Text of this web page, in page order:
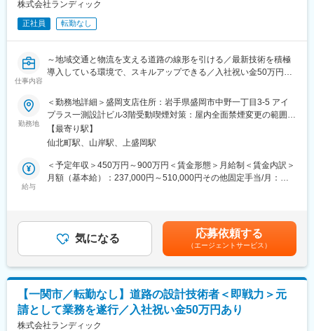
■ランドワークGについて：
ランドワークグループは、建設コンサルタント事業をはじめ、墓
石小売、不動産、建築石材、貿易など多角的に展開する企業グル
ープです。
東北を中心に15社が連携し、技術・ノウハウを共有しています
◇水理解析・氾濫解析
◇砂防全体計画の策定
◇砂防施設（堰堤、渓流保全工等）の設計
◇発注者（国交省・県・市町村）との技術協議
◇成果品の品質管理・照査
■ポジションの魅力：
◇元請として発注者と直接折衝するため、自分の名前で仕事がで
きる環境です
◇最新技術を積極導入していますので、設計者としてのスキルア
ップが叶う環境です
※技術スペシャリストとしてのキャリアも選択可能です。
■当社の特徴：
ランディックは創業50周年を迎え、測量・地質調査・建設コンサ
ルタント・補償コンサルタント・GIS分野までインフラをトータル
に支える技術者集団です。UAV・3次元モデル・CIMへの対応な
ど、「新しい技術を現場で使い切る」ことを重視しています。
株式会社ランディック
正社員 転勤なし
仕事内容
～地域交通と物流を支える道路の線形を引ける／最新技術を積極
導入している環境で、スキルアップできる／入社祝い金50万円あ
■ポジションの魅力：
◎入社祝い金50万円あり
◎3Dレーザースキャナー・UAV測量・BIM/CIM、生成AI活用等の
最新技術を推進中
◎年間休日125日・月平均残業15時間。暮らしと仕事の両立を実
現
◎技術士・RCCM保有者が多数在籍と、切磋琢磨できる技術者集
場環境
■業務内容：
◇道路の予備・詳細設計
◇交差点設計（平面交差・立体交差）
◇道路線形設計・縦横断設計
勤務地
＜勤務地詳細＞盛岡支店住所：岩手県盛岡市中野一丁目3-5 アイ
プラス一測設計ビル3階受動喫煙対策：屋内全面禁煙変更の範囲：
会社の定める事業所
【最寄り駅】
仙北町駅、山岸駅、上盛岡駅
給与
＜予定年収＞450万円～900万円＜賃金形態＞月給制＜賃金内訳＞
月額（基本給）：237,000円～510,000円その他固定手当/月：
その他固定手当：・住宅手当8,000円～20,000円・資格手当5,000
円～20,000円賃金はあくまでも目安の金額であり、選考を通じて
上下する可能性があります。月給(月額)は固定手当を含めた表記で
す。
気になる 応募依頼する
（エージェントサービス）
【一関市／転勤なし】道路の設計技術者＜即戦力＞元
請として業務を遂行／入社祝い金50万円あり
株式会社ランディック